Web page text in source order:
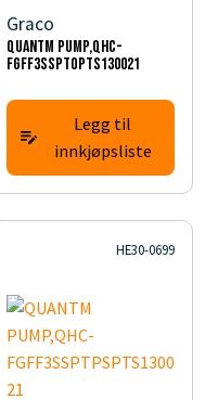
Graco
QUANTM PUMP,QHC-
FGFF3SSPTOPTS130021
Legg til
innkjøpsliste
HE30-0699